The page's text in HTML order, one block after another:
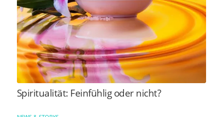
Spiritualität: Feinfühlig oder nicht?